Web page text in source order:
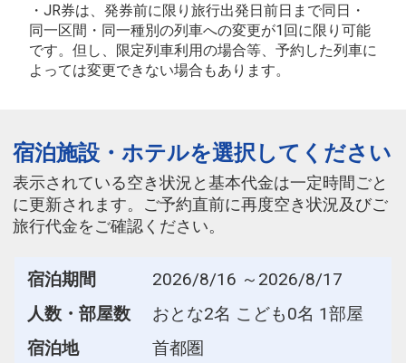
・JR券は、発券前に限り旅行出発日前日まで同日・
同一区間・同一種別の列車への変更が1回に限り可能
です。但し、限定列車利用の場合等、予約した列車に
よっては変更できない場合もあります。
宿泊施設・ホテルを選択してください
表示されている空き状況と基本代金は一定時間ごと
に更新されます。ご予約直前に再度空き状況及びご
旅行代金をご確認ください。
宿泊期間
2026/8/16 ～2026/8/17
人数・部屋数
おとな2名 こども0名 1部屋
宿泊地
首都圏